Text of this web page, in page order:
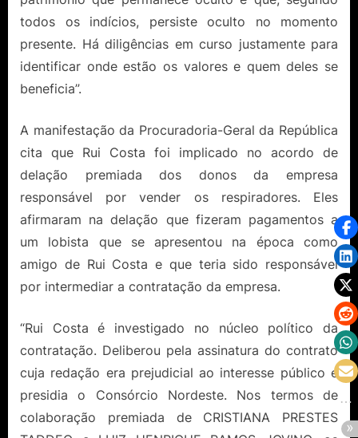
todos os indícios, persiste oculto no momento
presente. Há diligências em curso justamente para
identificar onde estão os valores e quem deles se
beneficia”.
A manifestação da Procuradoria-Geral da República
cita que Rui Costa foi implicado no acordo de
delação premiada dos donos da empresa
responsável por vender os respiradores. Eles
afirmaram na delação que fizeram pagamentos a
um lobista que se apresentou na época como
amigo de Rui Costa e que teria sido responsável
por intermediar a contratação da empresa.
“Rui Costa é investigado no núcleo político da
contratação. Deliberou pela assinatura do contrato
cuja redação era prejudicial ao interesse público e
presidia o Consórcio Nordeste. Nos termos de
colaboração premiada de CRISTIANA PRESTES